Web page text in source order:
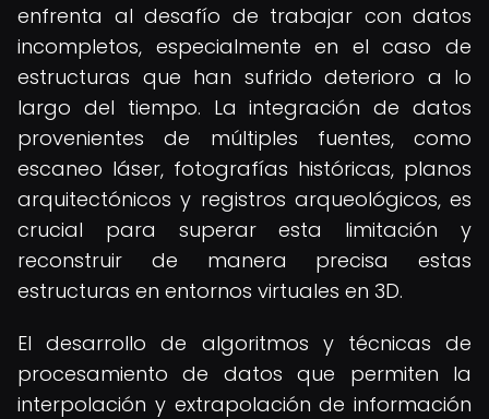
enfrenta al desafío de trabajar con datos
incompletos, especialmente en el caso de
estructuras que han sufrido deterioro a lo
largo del tiempo. La integración de datos
provenientes de múltiples fuentes, como
escaneo láser, fotografías históricas, planos
arquitectónicos y registros arqueológicos, es
crucial para superar esta limitación y
reconstruir de manera precisa estas
estructuras en entornos virtuales en 3D.
El desarrollo de algoritmos y técnicas de
procesamiento de datos que permiten la
interpolación y extrapolación de información